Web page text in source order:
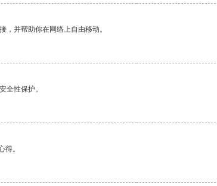
，并帮助你在网络上自由移动。
全性保护。
得。